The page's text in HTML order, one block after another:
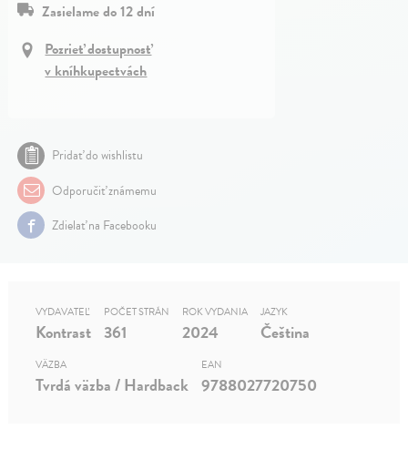
Zasielame do 12 dní
Pozrieť dostupnosť
v kníhkupectvách
Pridať do wishlistu
Odporučiť známemu
Zdielať na Facebooku
VYDAVATEĽ
Kontrast
POČET STRÁN
361
ROK VYDANIA
2024
JAZYK
Čeština
VÄZBA
Tvrdá väzba / Hardback
EAN
9788027720750